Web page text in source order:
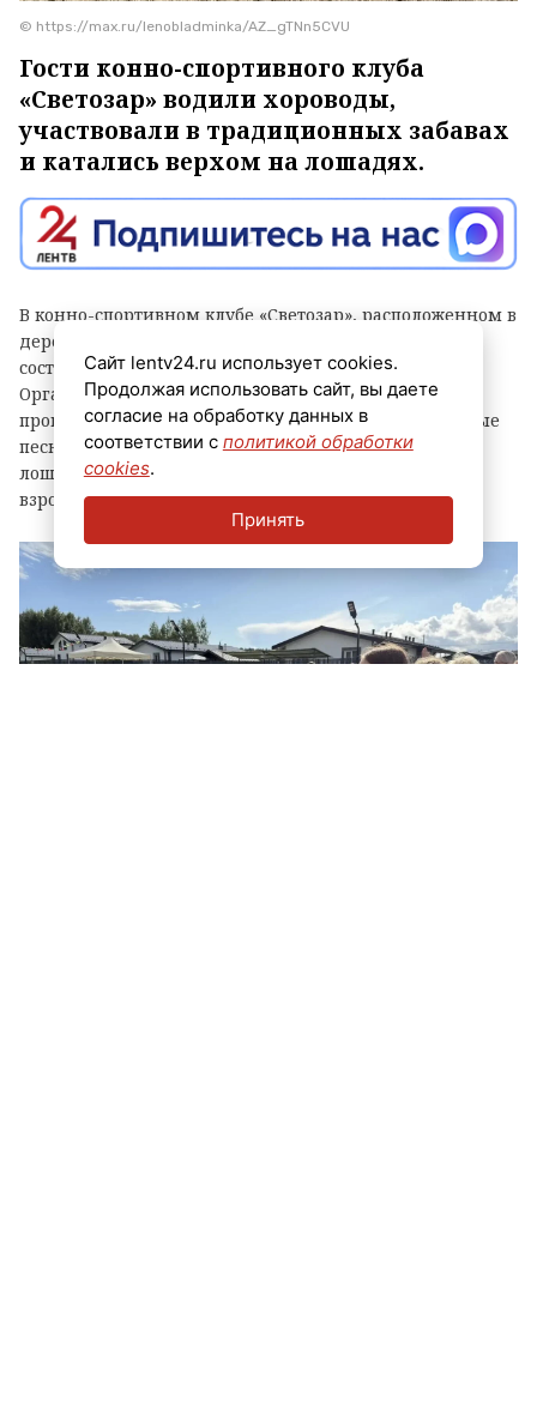
© https://max.ru/lenobladminka/AZ_gTNn5CVU
Гости конно-спортивного клуба
«Светозар» водили хороводы,
участвовали в традиционных забавах
и катались верхом на лошадях.
В конно-спортивном клубе «Светозар», расположенном в
деревне Владимировка (Ломоносовский район),
состоялся семейный праздник «Летние святки».
Организаторы подготовили для гостей насыщенную
программу: традиционные народные игры, задорные
песни, хороводы и, конечно, катание верхом на
лошадях. Участниками события стали и дети, и
взрослые — каждый нашел занятие по душе.
Сайт lentv24.ru использует cookies.
Продолжая использовать сайт, вы даете
согласие на обработку данных в
соответствии с политикой обработки
cookies.
Принять